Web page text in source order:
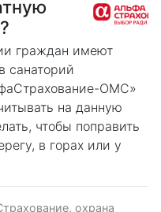
граждан имеют
санаторий
ОМС»
на данную
чтобы поправить
в горах или у
охрана